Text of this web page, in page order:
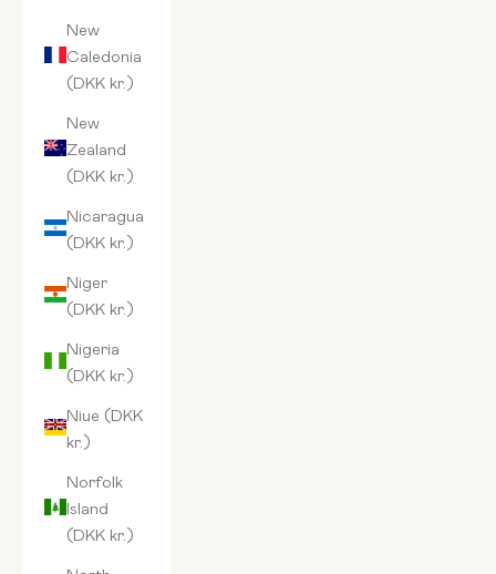
New
Caledonia
(DKK kr.)
New
Zealand
(DKK kr.)
Nicaragua
(DKK kr.)
Niger
(DKK kr.)
Nigeria
(DKK kr.)
Niue (DKK
kr.)
Norfolk
Island
(DKK kr.)